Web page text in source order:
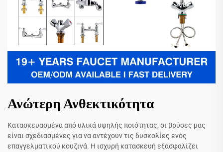
Ανώτερη Ανθεκτικότητα
Κατασκευασμένα από υλικά υψηλής ποιότητας, οι βρύσες μας
είναι σχεδιασμένες για να αντέχουν τις δυσκολίες ενός
επαγγελματικού κουζινά. Η ισχυρή κατασκευή εξασφαλίζει